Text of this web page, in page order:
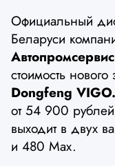
Официальный
Беларуси
Автопромсервис
стоимость
Dongfeng VIGO.
от 54 900
выходит в двух
и 480 Max.